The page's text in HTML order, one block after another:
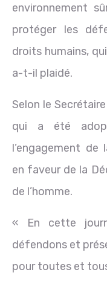
environnement
protéger les
droits humains,
a-t-il plaidé.
Selon le
qui a été
l’engagement de
en faveur de la
de l’homme.
« En cette
défendons et
pour toutes et